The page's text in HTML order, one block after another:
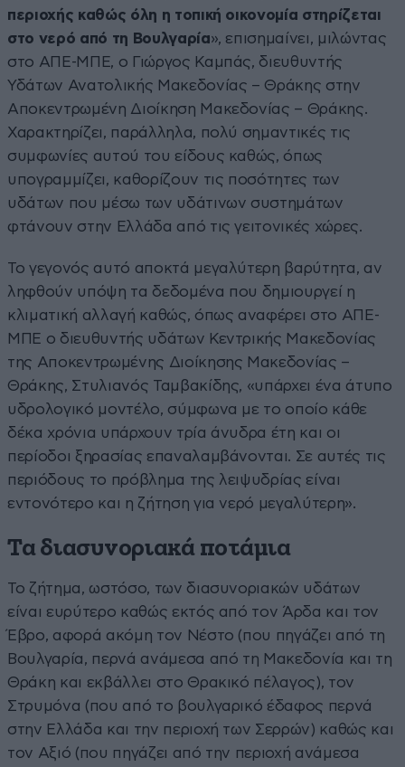
περιοχής καθώς όλη η τοπική οικονομία στηρίζεται
στο νερό από τη Βουλγαρία», επισημαίνει, μιλώντας
στο ΑΠΕ-ΜΠΕ, ο Γιώργος Καμπάς, διευθυντής
Υδάτων Ανατολικής Μακεδονίας – Θράκης στην
Αποκεντρωμένη Διοίκηση Μακεδονίας – Θράκης.
Χαρακτηρίζει, παράλληλα, πολύ σημαντικές τις
συμφωνίες αυτού του είδους καθώς, όπως
υπογραμμίζει, καθορίζουν τις ποσότητες των
υδάτων που μέσω των υδάτινων συστημάτων
φτάνουν στην Ελλάδα από τις γειτονικές χώρες.
Το γεγονός αυτό αποκτά μεγαλύτερη βαρύτητα, αν
ληφθούν υπόψη τα δεδομένα που δημιουργεί η
κλιματική αλλαγή καθώς, όπως αναφέρει στο ΑΠΕ-
ΜΠΕ ο διευθυντής υδάτων Κεντρικής Μακεδονίας
της Αποκεντρωμένης Διοίκησης Μακεδονίας –
Θράκης, Στυλιανός Ταμβακίδης, «υπάρχει ένα άτυπο
υδρολογικό μοντέλο, σύμφωνα με το οποίο κάθε
δέκα χρόνια υπάρχουν τρία άνυδρα έτη και οι
περίοδοι ξηρασίας επαναλαμβάνονται. Σε αυτές τις
περιόδους το πρόβλημα της λειψυδρίας είναι
εντονότερο και η ζήτηση για νερό μεγαλύτερη».
Τα διασυνοριακά ποτάμια
Το ζήτημα, ωστόσο, των διασυνοριακών υδάτων
είναι ευρύτερο καθώς εκτός από τον Άρδα και τον
Έβρο, αφορά ακόμη τον Νέστο (που πηγάζει από τη
Βουλγαρία, περνά ανάμεσα από τη Μακεδονία και τη
Θράκη και εκβάλλει στο Θρακικό πέλαγος), τον
Στρυμόνα (που από το βουλγαρικό έδαφος περνά
στην Ελλάδα και την περιοχή των Σερρών) καθώς και
τον Αξιό (που πηγάζει από την περιοχή ανάμεσα